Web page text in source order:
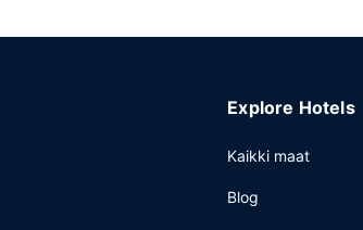
Explore Hotels
Kaikki maat
Blog